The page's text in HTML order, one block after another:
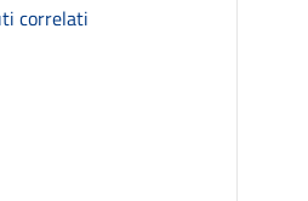
correlati